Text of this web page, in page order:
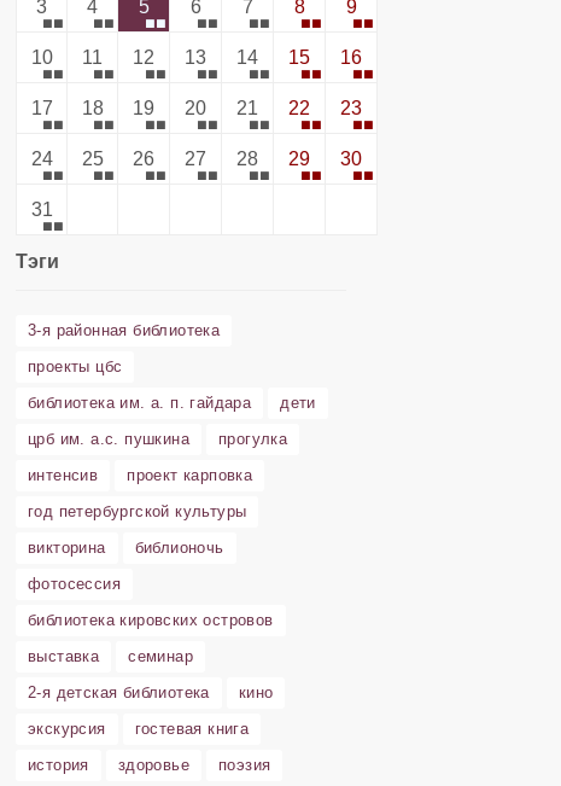
3 4 5 6 7 8 9
10 11 12 13 14 15 16
17 18 19 20 21 22 23
24 25 26 27 28 29 30
31
Тэги
3-я районная библиотека
проекты цбс
библиотека им. а. п. гайдара
дети
црб им. а.с. пушкина
прогулка
интенсив
проект карповка
год петербургской культуры
викторина
библионочь
фотосессия
библиотека кировских островов
выставка
семинар
2-я детская библиотека
кино
экскурсия
гостевая книга
история
здоровье
поэзия